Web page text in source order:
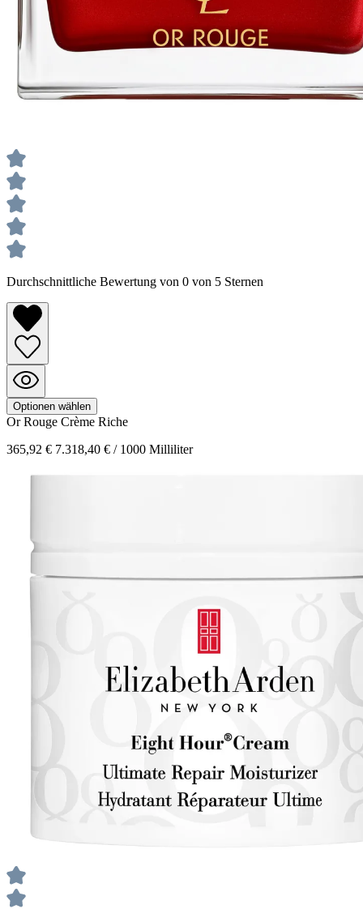
Durchschnittliche Bewertung von 0 von 5 Sternen
Optionen wählen
Or Rouge Crème Riche
365,92 € 7.318,40 € / 1000 Milliliter